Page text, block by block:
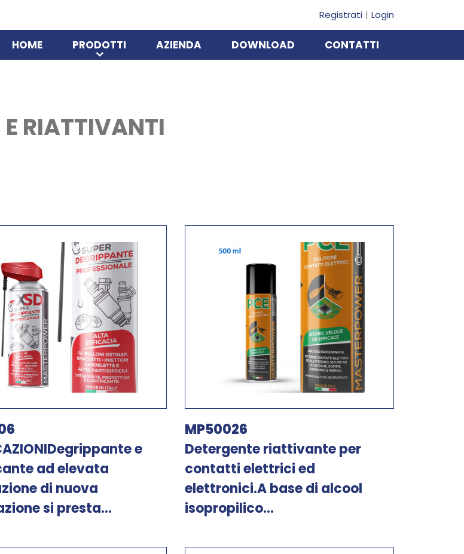
Registrati Login
HOME PRODOTTI AZIENDA DOWNLOAD CONTATTI
RIATTIVANTI
e
ad elevata
di nuova
si presta...
MP50026
Detergente riattivante per
contatti elettrici ed
elettronici.A base di alcool
isopropilico...